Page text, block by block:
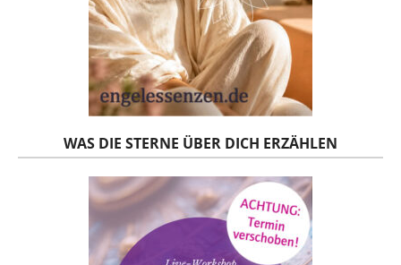
WAS DIE STERNE ÜBER DICH ERZÄHLEN